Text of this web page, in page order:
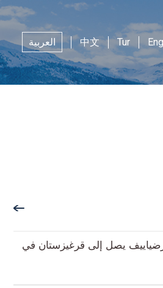
Tur
中文 العربية
يصل إلى قرغيزستان في